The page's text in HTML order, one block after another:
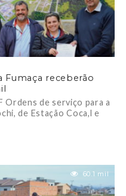
Fumaça receberão
Ordens de serviço para a
de Estação Coca,l e
60.1 mil